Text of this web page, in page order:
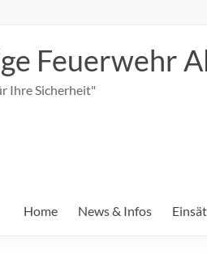
Feuerwehr
Ihre Sicherheit"
Home News & Infos